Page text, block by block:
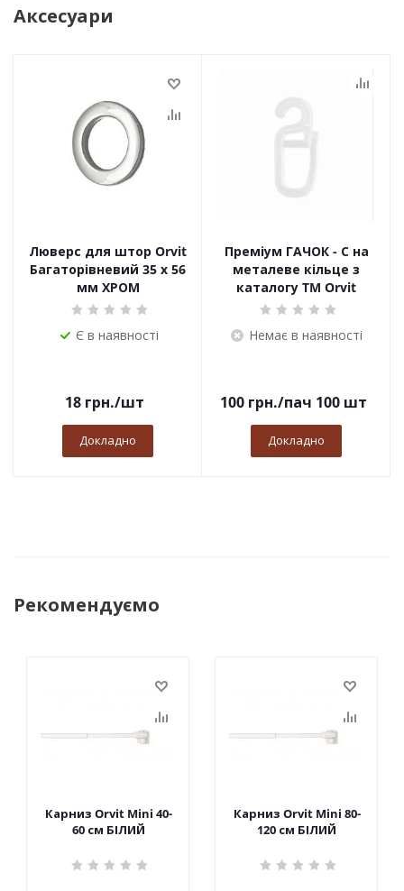
Аксесуари
Люверс для штор Orvit
Багаторівневий 35 х 56
мм ХРОМ
Є в наявності
18 грн./шт
Докладно
Преміум ГАЧОК - С на
металеве кільце з
каталогу TM Orvit
Немає в наявності
100грн./пач 100 шт
Докладно
Рекомендуємо
Карниз Orvit Mini 40-
60 см БІЛИЙ
Карниз Orvit Mini 80-
120 см БІЛИЙ